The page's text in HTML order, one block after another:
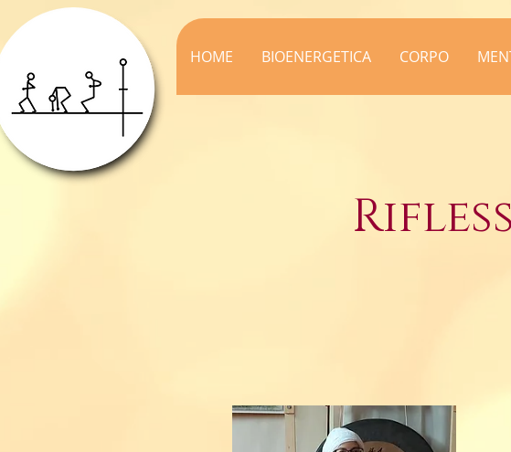
HOME BIOENERGETICA CORPO